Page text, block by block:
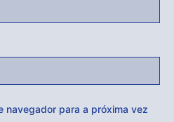
navegador para a próxima vez